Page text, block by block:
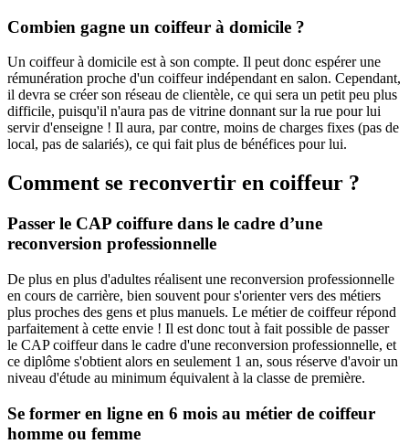
Combien gagne un coiffeur à domicile ?
Un coiffeur à domicile est à son compte. Il peut donc espérer une
rémunération proche d'un coiffeur indépendant en salon. Cependant,
il devra se créer son réseau de clientèle, ce qui sera un petit peu plus
difficile, puisqu'il n'aura pas de vitrine donnant sur la rue pour lui
servir d'enseigne ! Il aura, par contre, moins de charges fixes (pas de
local, pas de salariés), ce qui fait plus de bénéfices pour lui.
Comment se reconvertir en coiffeur ?
Passer le CAP coiffure dans le cadre d’une
reconversion professionnelle
De plus en plus d'adultes réalisent une reconversion professionnelle
en cours de carrière, bien souvent pour s'orienter vers des métiers
plus proches des gens et plus manuels. Le métier de coiffeur répond
parfaitement à cette envie ! Il est donc tout à fait possible de passer
le CAP coiffeur dans le cadre d'une reconversion professionnelle, et
ce diplôme s'obtient alors en seulement 1 an, sous réserve d'avoir un
niveau d'étude au minimum équivalent à la classe de première.
Se former en ligne en 6 mois au métier de coiffeur
homme ou femme